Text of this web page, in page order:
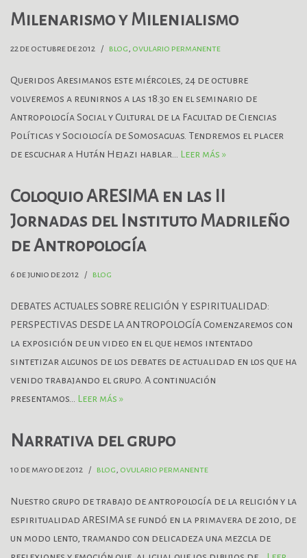
Milenarismo y Milenialismo
22 de octubre de 2012 blog, ovulario permanente
Queridos Aresimanos este miércoles, 24 de octubre
volveremos a reunirnos a las 18.30 en el seminario de
Antropología Social y Cultural de la Facultad de Ciencias
Políticas y Sociología de Somosaguas. Tendremos el placer
de escuchar a Hután Hejazi hablar… Leer más »
Coloquio ARESIMA en las II
Jornadas del Instituto Madrileño
de Antropología
6 de junio de 2012 blog
DEBATES ACTUALES SOBRE RELIGIÓN Y ESPIRITUALIDAD:
PERSPECTIVAS DESDE LA ANTROPOLOGÍA Comenzaremos con
la exposición de un video en el que hemos intentado
sintetizar algunos de los debates de actualidad en los que ha
venido trabajando el grupo. A continuación
presentamos… Leer más »
Narrativa del grupo
10 de mayo de 2012 blog, ovulario permanente
Nuestro grupo de trabajo de antropología de la religión y la
espiritualidad ARESIMA se fundó en la primavera de 2010, de
un modo lento, tramando con delicadeza una mezcla de